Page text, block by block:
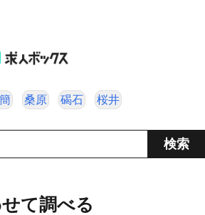
桑原 碣石 桜井
て調べる